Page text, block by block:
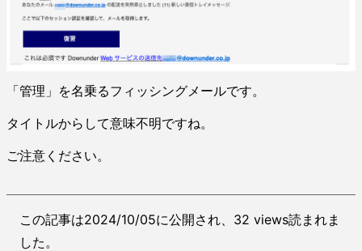
「管理」を名乗るフィッシングメールです。
タイトルからして意味不明ですね。
ご注意ください。
この記事は2024/10/05に公開され、32 views読まれま
した。